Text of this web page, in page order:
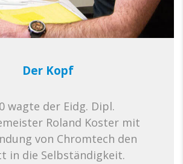
Der Kopf
wagte der Eidg. Dipl.
Roland Koster mit
von Chromtech den
in die Selbständigkeit.